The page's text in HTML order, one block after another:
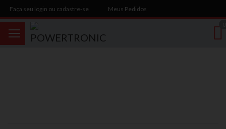
Faça seu login ou cadastre-se Meus Pedidos